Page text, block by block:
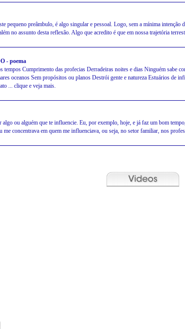
pequeno preâmbulo, é algo singular e pessoal. Logo, sem a mínima
no assunto desta reflexão. Algo que acredito é que em nossa trajetória
- poema
Cumprimento das profecias Derradeiras noites e dias Ninguém sabe
oceanos Sem propósitos ou planos Destrói gente e natureza Estuários de
... clique e veja mais.
algo ou alguém que te influencie. Eu, por exemplo, hoje, e já faz um bom
me concentrava em quem me influenciava, ou seja, no setor familiar, nos